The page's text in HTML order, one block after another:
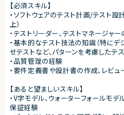
【必須スキル】
・ソフトウェアのテスト計画/テスト
上）
・テストリーダー、テストマネージャ
・基本的なテスト技法の知識（特にデ
せテストなど、パターンを考慮したテ
・品質管理の経験
・要件定義書や設計書の作成、レビュ
【あると望ましいスキル】
・V字モデル、ウォーターフォールモ
保証経験